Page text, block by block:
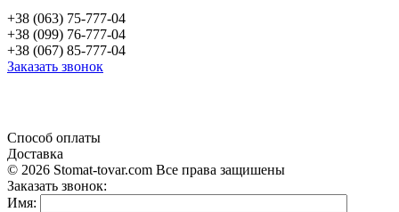
+38 (063) 75-777-04
+38 (099) 76-777-04
+38 (067) 85-777-04
Заказать звонок
Способ оплаты
Доставка
© 2026 Stomat-tovar.com Все права защишены
Заказать звонок:
Имя: